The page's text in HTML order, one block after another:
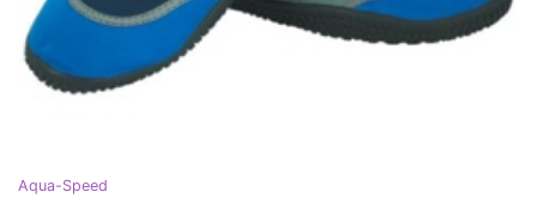
Aqua-Speed